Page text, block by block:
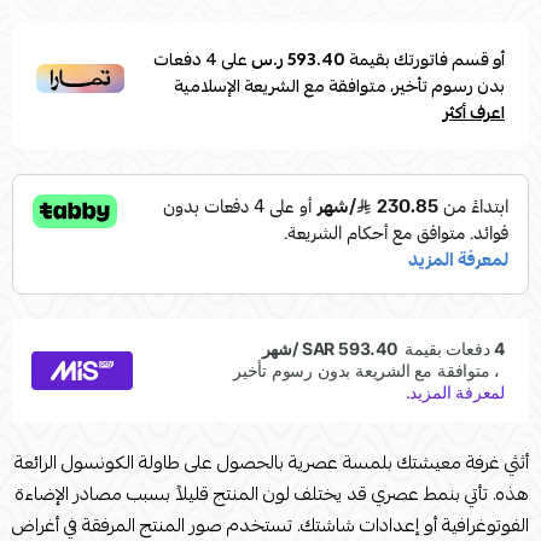
أو قسم فاتورتك بقيمة593.40 ر.س على4دفعات
بدون رسوم تأخير، متوافقة مع الشريعة الإسلامية
اعرف أكثر
أثثي غرفة معيشتك بلمسة عصرية بالحصول على طاولة الكونسول الرائعة
هذه. تأتي بنمط عصري قد يختلف لون المنتج قليلاً بسبب مصادر الإضاءة
الفوتوغرافية أو إعدادات شاشتك. تستخدم صور المنتج المرفقة في أغراض